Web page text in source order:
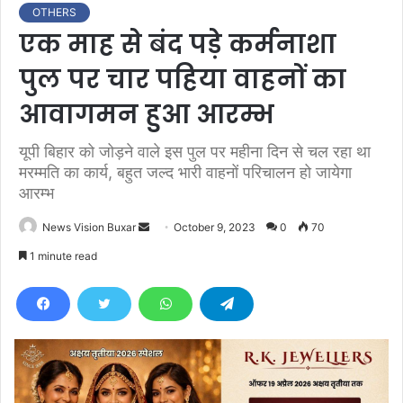
OTHERS
एक माह से बंद पड़े कर्मनाशा
पुल पर चार पहिया वाहनों का
आवागमन हुआ आरम्भ
यूपी बिहार को जोड़ने वाले इस पुल पर महीना दिन से चल रहा था
मरम्मति का कार्य, बहुत जल्द भारी वाहनों परिचालन हो जायेगा
आरम्भ
News Vision Buxar
d
e
m
a
October 9, 2023 0 70
1 minute read